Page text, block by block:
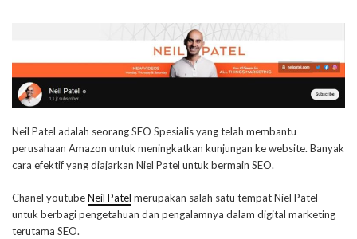
Neil Patel adalah seorang SEO Spesialis yang telah membantu
perusahaan Amazon untuk meningkatkan kunjungan ke website. Banyak
cara efektif yang diajarkan Niel Patel untuk bermain SEO.
Chanel youtubeNeil Patel merupakan salah satu tempat Niel Patel
untuk berbagi pengetahuan dan pengalamnya dalam digital marketing
terutama SEO.